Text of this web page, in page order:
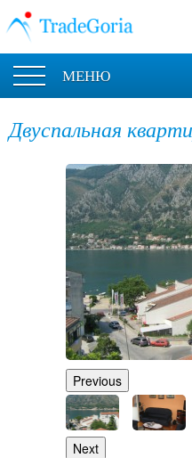
МЕНЮ
Двуспальная
Previous
Next